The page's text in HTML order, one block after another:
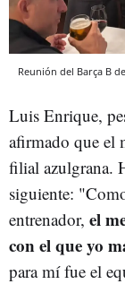
Reunión del Barça B
Luis Enrique,
afirmado que el
filial azulgrana.
siguiente:
entrenador, el
con el que yo
para mí fue el